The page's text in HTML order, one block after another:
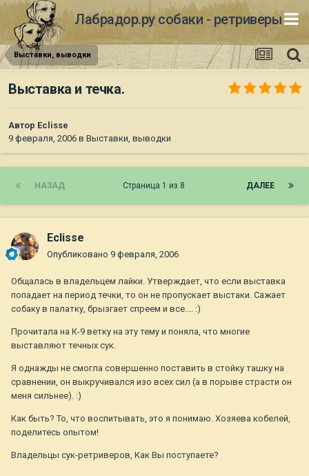
Лабрадор.ру собаки - ретриверы
Выставки, выводки
Выставка и течка.
Автор Eclisse
9 февраля, 2006 в Выставки, выводки
НАЗАД ДАЛЕЕ
Страница 1 из 8
Eclisse
Опубликовано 9 февраля, 2006
Общалась в владельцем лайки. Утверждает, что если выставка
попадает на период течки, то он не пропускает выстаки. Сажает
собаку в палатку, брызгает спреем и все.... :)
Прочитала на К-9 ветку на эту тему и поняла, что многие
выставляют течных сук.
Я однажды не смогла совершенно поставить в стойку ташку на
сравнении, он выкручивался изо всех сил (а в порыве страсти он
меня сильнее). :)
Как быть? То, что воспитывать, это я понимаю. Хозяева кобелей,
поделитесь опытом!
Владельцы сук-ретриверов, Как Вы поступаете?